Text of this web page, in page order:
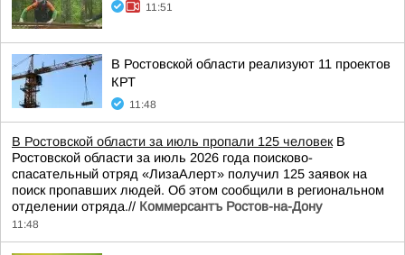
11:51
В Ростовской области реализуют 11 проектов
КРТ
11:48
В Ростовской области за июль пропали 125 человекВ
Ростовской области за июль 2026 года поисково-
спасательный отряд «ЛизаАлерт» получил 125 заявок на
поиск пропавших людей. Об этом сообщили в региональном
отделении отряда.// Коммерсантъ Ростов-на-Дону
11:48